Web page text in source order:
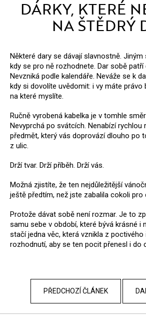
DÁRKY, KTERÉ
NA ŠTĚDRÝ
Některé dary se dávají slavnostně.
kdy se pro ně rozhodnete. Dar sobě patří
Nevzniká podle kalendáře. Neváže se k
kdy si dovolíte uvědomit: i vy máte právo
na které myslíte.
Ručně vyrobená kabelka je v tomhle
Nevyprchá po svátcích. Nenabízí rychlou
předmět, který vás doprovází dlouho po
z ulic.
Drží tvar. Drží příběh. Drží vás.
Možná zjistíte, že ten nejdůležitější
ještě předtím, než jste zabalila cokoli pro
Protože dávat sobě není rozmar. Je to
samu sebe v období, které bývá krásné i
stačí jedna věc, která vznikla z poctivého
rozhodnutí, aby se ten pocit přenesl i do
PŘEDCHOZÍ ČLÁNEK
Z